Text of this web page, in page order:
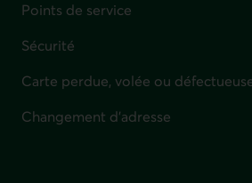
Points de service
Sécurité
Carte perdue, volée ou
Changement d'adresse